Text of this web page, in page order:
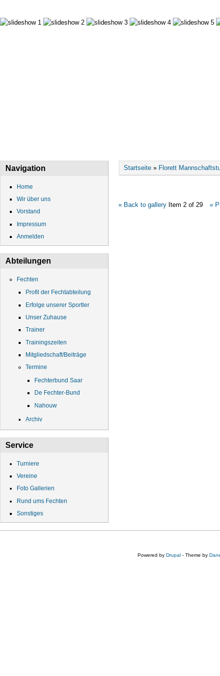
Navigation
Home
Wir über uns
Vorstand
Impressum
Anmelden
Abteilungen
Fechten
Profil der Fechtabteilung
Erfolge unserer Sportler
Unser Zuhause
Trainer
Trainingszeiten
Mitgliedschaft/Beiträge
Termine
Fechterbund Saar
De Fechter-Bund
Nahouw
Archiv
Service
Turniere
Vereine
Foto Gallerien
Rund ums Fechten
Sonstiges
Sie sind hier
Startseite » Florett
« Back to gallery Item 2 of 29 «
Powered byDrupal - Theme by